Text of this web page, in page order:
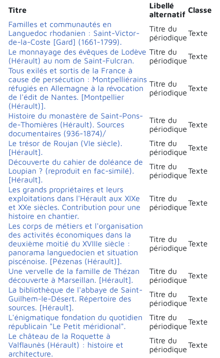
Titre
Libellé
alternatif Classe
Familles et communautés en
Languedoc rhodanien : Saint-Victor-
de-la-Coste [Gard] (1661-1799).
Titre du
périodiqueTexte
Le monnayage des évêques de Lodève
(Hérault) au nom de Saint-Fulcran.
Titre du
périodiqueTexte
Tous exilés et sortis de la France à
cause de persécution : Montpelliérains
réfugiés en Allemagne à la révocation
de l'édit de Nantes. [Montpellier
(Hérault)].
Titre du
périodiqueTexte
Histoire du monastère de Saint-Pons-
de-Thomières (Hérault). Sources
documentaires (936-1874)/
Titre du
périodiqueTexte
Le trésor de Roujan (VIe siècle).
[Hérault].
Titre du
périodiqueTexte
Découverte du cahier de doléance de
Loupian ? (reproduit en fac-similé).
[Hérault].
Titre du
périodiqueTexte
Les grands propriétaires et leurs
exploitations dans l'Hérault aux XIXe
et XXe siècles. Contribution pour une
histoire en chantier.
Titre du
périodiqueTexte
Les corps de métiers et l'organisation
des activités économiques dans la
deuxième moitié du XVIIIe siècle :
panorama languedocien et situation
piscénoise. [Pézenas (Hérault)].
Titre du
périodiqueTexte
Une vervelle de la famille de Thézan
découverte à Marseillan. [Hérault].
Titre du
périodiqueTexte
La bibliothèque de l'abbaye de Saint-
Guilhem-le-Désert. Répertoire des
sources. [Hérault].
Titre du
périodiqueTexte
L'énigmatique fondation du quotidien
républicain "Le Petit méridional".
Titre du
périodiqueTexte
Le château de la Roquette à
Valflaunès (Hérault) : histoire et
architecture.
Titre du
périodiqueTexte